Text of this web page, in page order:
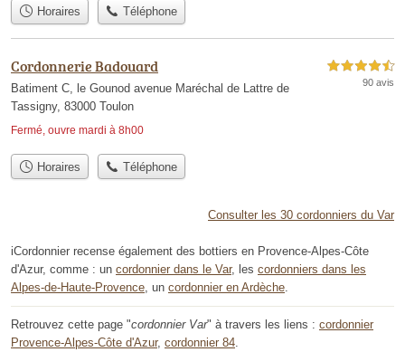
Horaires Téléphone
Cordonnerie Badouard
Batiment C, le Gounod avenue Maréchal de Lattre de
Tassigny, 83000 Toulon
Fermé, ouvre mardi à 8h00
4,5 étoiles sur 5
90 avis
Horaires Téléphone
Consulter les 30 cordonniers du Var
iCordonnier recense également des bottiers en Provence-Alpes-Côte
d'Azur, comme : un cordonnier dans le Var, les cordonniers dans les
Alpes-de-Haute-Provence , un cordonnier en Ardèche
Retrouvez cette page "cordonnier Var" à travers les liens : cordonnier
Provence-Alpes-Côte d'Azur, cordonnier 84